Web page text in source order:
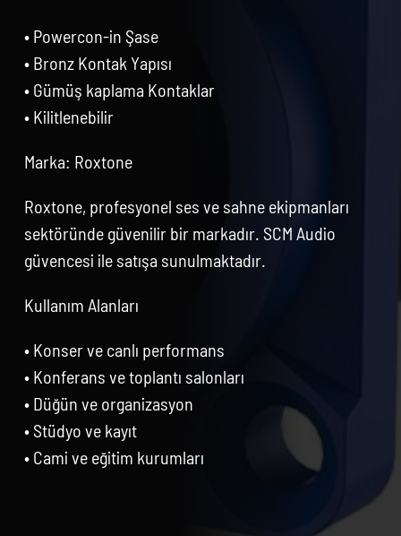
• Powercon-in Şase
• Bronz Kontak Yapısı
• Gümüş kaplama Kontaklar
• Kilitlenebilir
Marka: Roxtone
Roxtone, profesyonel ses ve sahne ekipmanları
sektöründe güvenilir bir markadır. SCM Audio
güvencesi ile satışa sunulmaktadır.
Kullanım Alanları
• Konser ve canlı performans
• Konferans ve toplantı salonları
• Düğün ve organizasyon
• Stüdyo ve kayıt
• Cami ve eğitim kurumları